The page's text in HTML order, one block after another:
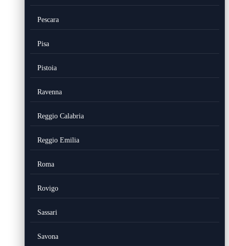
Pescara
Pisa
Pistoia
Ravenna
Reggio Calabria
Reggio Emilia
Roma
Rovigo
Sassari
Savona